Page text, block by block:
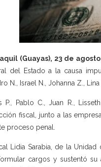
(Guayas), 23 de
del Estado a la causa
N., Israel N., Johanna Z.,
P., Pablo C., Juan R.,
fiscal, junto a las
proceso penal.
Lidia Sarabia, de la
cargos y sustentó su